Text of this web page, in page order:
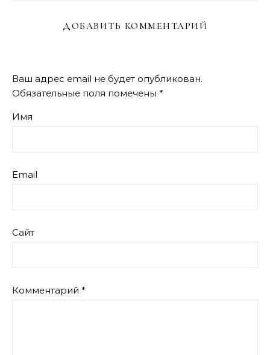
ДОБАВИТЬ КОММЕНТАРИЙ
Ваш адрес email не будет опубликован.
Обязательные поля помечены *
Имя
Email
Сайт
Комментарий *